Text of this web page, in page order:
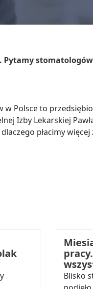
Pytamy
Polsce to
Izby Lekarskiej
płacimy więcej
Blisko